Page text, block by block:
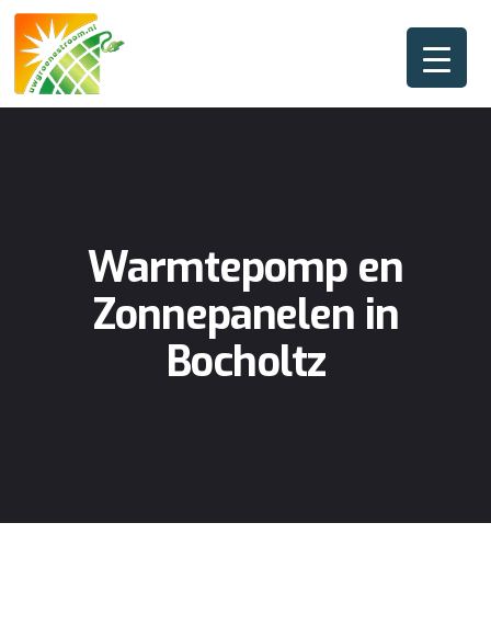
Warmtepomp en
Zonnepanelen in
Bocholtz